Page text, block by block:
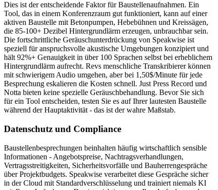
Dies ist der entscheidende Faktor für Baustellenaufnahmen. Ein
Tool, das in einem Konferenzraum gut funktioniert, kann auf einer
aktiven Baustelle mit Betonpumpen, Hebebühnen und Kreissägen,
die 85-100+ Dezibel Hintergrundlärm erzeugen, unbrauchbar sein.
Die fortschrittliche Geräuschunterdrückung von Speakwise ist
speziell für anspruchsvolle akustische Umgebungen konzipiert und
hält 92%+ Genauigkeit in über 100 Sprachen selbst bei erheblichem
Hintergrundlärm aufrecht. Revs menschliche Transkribierer können
mit schwierigem Audio umgehen, aber bei 1,50$/Minute für jede
Besprechung eskalieren die Kosten schnell. Just Press Record und
Notta bieten keine spezielle Geräuschbehandlung. Bevor Sie sich
für ein Tool entscheiden, testen Sie es auf Ihrer lautesten Baustelle
während der Hauptaktivität - das ist der wahre Maßstab.
Datenschutz und Compliance
Baustellenbesprechungen beinhalten häufig wirtschaftlich sensible
Informationen - Angebotspreise, Nachtragsverhandlungen,
Vertragsstreitigkeiten, Sicherheitsvorfälle und Bauherrengespräche
über Projektbudgets. Speakwise verarbeitet diese Gespräche sicher
in der Cloud mit Standardverschlüsselung und trainiert niemals KI